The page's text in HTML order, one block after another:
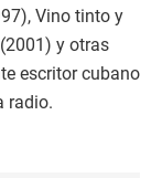
Vino tinto y
y otras
escritor cubano
radio.